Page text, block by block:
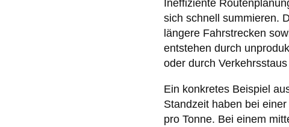
Ineffiziente
sich schnell summieren.
längere Fahrstrecken
entstehen durch
oder durch
Ein konkretes Beispiel
Standzeit haben bei
pro Tonne. Bei einem